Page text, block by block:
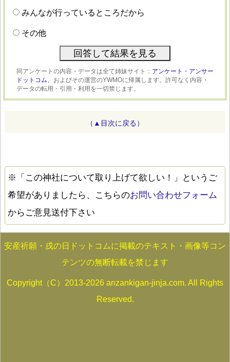
みんなが行っているところだから
その他
同アンケートの内容・データは全て姉妹サイト： アンケート・アンサー
ドットコム、 およびその運営のYWMOに帰属します。許可なく内容・
データの転用・引用・利用を一切禁じます。
（▲目次に戻る）
※「この神社について取り上げて欲しい！」というご
希望がありましたら、こちらのお問い合わせフォーム
からご意見送付下さい
安産祈願・戌の日ドットコムに掲載のテキスト・画像等コン
テンツの無断転載を禁じます
Copyright（C）2013-2026 anzankigan-jinja.com. All Rights
Reserved.